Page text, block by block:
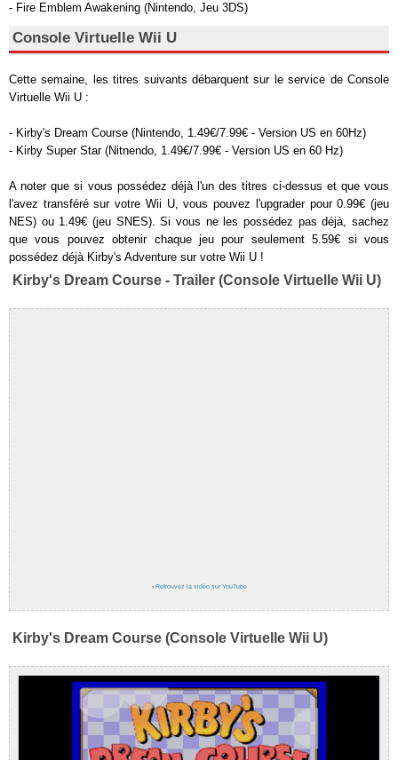
- Fire Emblem Awakening (Nintendo, Jeu 3DS)
Console Virtuelle Wii U
Cette semaine, les titres suivants débarquent sur le service de Console
Virtuelle Wii U :
- Kirby's Dream Course (Nintendo, 1.49€/7.99€ - Version US en 60Hz)
- Kirby Super Star (Nitnendo, 1.49€/7.99€ - Version US en 60 Hz)
A noter que si vous possédez déjà l'un des titres ci-dessus et que vous
l'avez transféré sur votre Wii U, vous pouvez l'upgrader pour 0.99€ (jeu
NES) ou 1.49€ (jeu SNES). Si vous ne les possédez pas déjà, sachez
que vous pouvez obtenir chaque jeu pour seulement 5.59€ si vous
possédez déjà Kirby's Adventure sur votre Wii U !
Kirby's Dream Course - Trailer (Console Virtuelle Wii U)
› Retrouvez la vidéo sur YouTube
Kirby's Dream Course (Console Virtuelle Wii U)